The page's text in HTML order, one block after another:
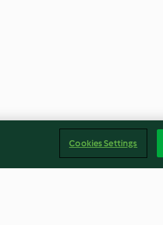
Cookies Settings